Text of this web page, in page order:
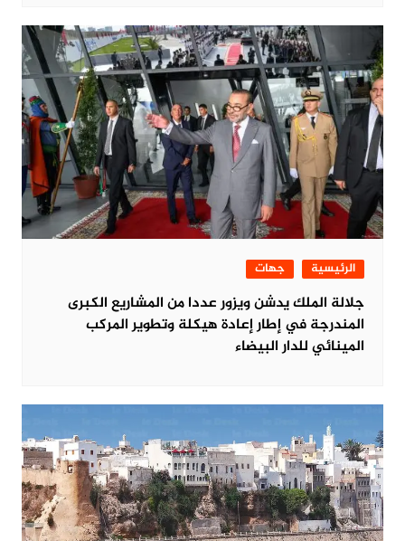
الرئيسية جهات
جلالة الملك يدشن ويزور عددا من المشاريع الكبرى
المندرجة في إطار إعادة هيكلة وتطوير المركب
المينائي للدار البيضاء